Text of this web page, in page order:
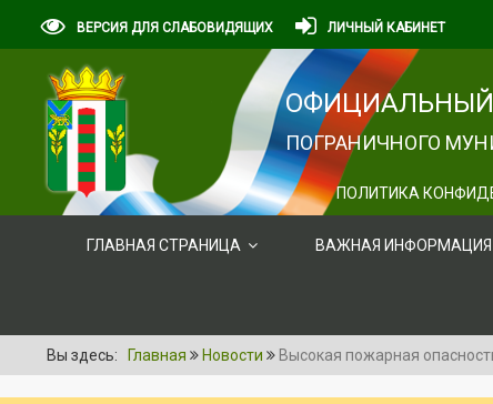
ВЕРСИЯ ДЛЯ СЛАБОВИДЯЩИХ ЛИЧНЫЙ КАБИНЕТ
ПОГРАНИЧНОГО
ПОЛИТИКА
ГЛАВНАЯ СТРАНИЦА ВАЖНАЯ ИНФОРМАЦИЯ
Вы здесь: Главная Новости Высокая пожарная